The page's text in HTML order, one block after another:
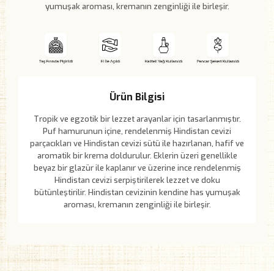
yumuşak aroması, kremanın zenginliği ile birleşir.
Ürün Bilgisi
Tropik ve egzotik bir lezzet arayanlar için tasarlanmıştır.
Puf hamurunun içine, rendelenmiş Hindistan cevizi
parçacıkları ve Hindistan cevizi sütü ile hazırlanan, hafif ve
aromatik bir krema doldurulur. Eklerin üzeri genellikle
beyaz bir glazür ile kaplanır ve üzerine ince rendelenmiş
Hindistan cevizi serpiştirilerek lezzet ve doku
bütünleştirilir. Hindistan cevizinin kendine has yumuşak
aroması, kremanın zenginliği ile birleşir.